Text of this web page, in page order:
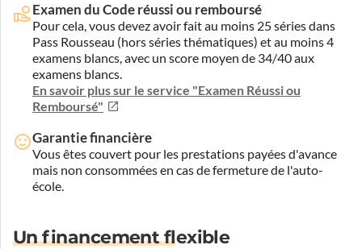
Examen du Code réussi ou remboursé
Pour cela, vous devez avoir fait au moins 25 séries dans
Pass Rousseau (hors séries thématiques) et au moins 4
examens blancs, avec un score moyen de 34/40 aux
examens blancs.
En savoir plus sur le service "Examen Réussi ou
Remboursé"
Garantie financière
Vous êtes couvert pour les prestations payées d'avance
mais non consommées en cas de fermeture de l'auto-
école.
Un financement flexible